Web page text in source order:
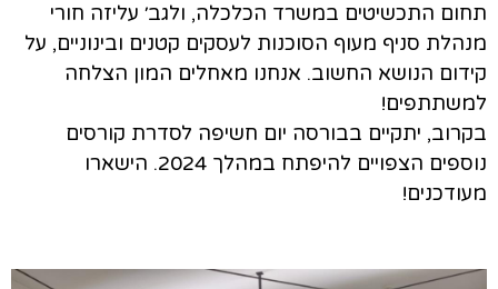
תחום התכשיטים במשרד הכלכלה, ולגב׳ עליזה חורי
מנהלת סניף מעוף הסוכנות לעסקים קטנים ובינוניים, על
קידום הנושא החשוב. אנחנו מאחלים המון הצלחה
למשתתפים!
בקרוב, יתקיים בבורסה יום חשיפה לסדרת קורסים
נוספים הצפויים להיפתח במהלך 2024. הישארו
מעודכנים!